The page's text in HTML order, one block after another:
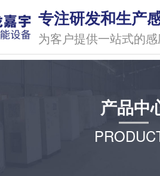
专注研发和生产
为客户提供一站式的
产品中